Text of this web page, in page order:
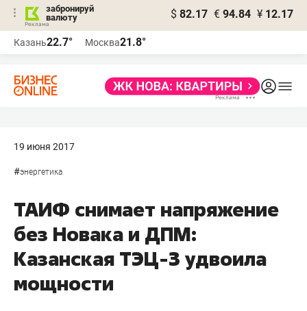
забронируй
валюту
$ 82.17 € 94.84 ¥ 12.17
Казань22.7° Москва21.8°
19 июня 2017
#энергетика
ТАИФ снимает напряжение
без Новака и ДПМ:
Казанская ТЭЦ-3 удвоила
мощности